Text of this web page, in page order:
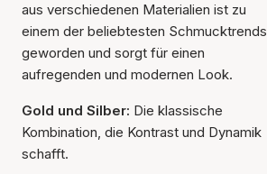
aus verschiedenen Materialien ist zu
einem der beliebtesten Schmucktrends
geworden und sorgt für einen
aufregenden und modernen Look.
Gold und Silber: Die klassische
Kombination, die Kontrast und Dynamik
schafft.